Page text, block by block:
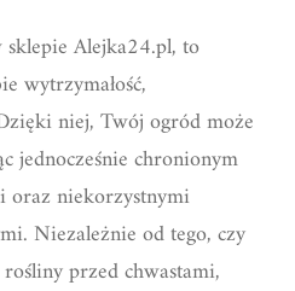
Alejka24.pl, to
wytrzymałość,
niej, Twój ogród może
jednocześnie chronionym
oraz niekorzystnymi
Niezależnie od tego, czy
przed chwastami,